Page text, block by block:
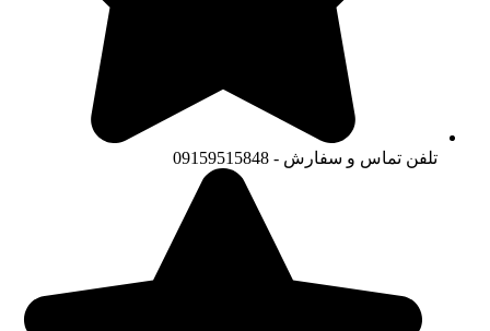
تلفن تماس و سفارش - 09159515848